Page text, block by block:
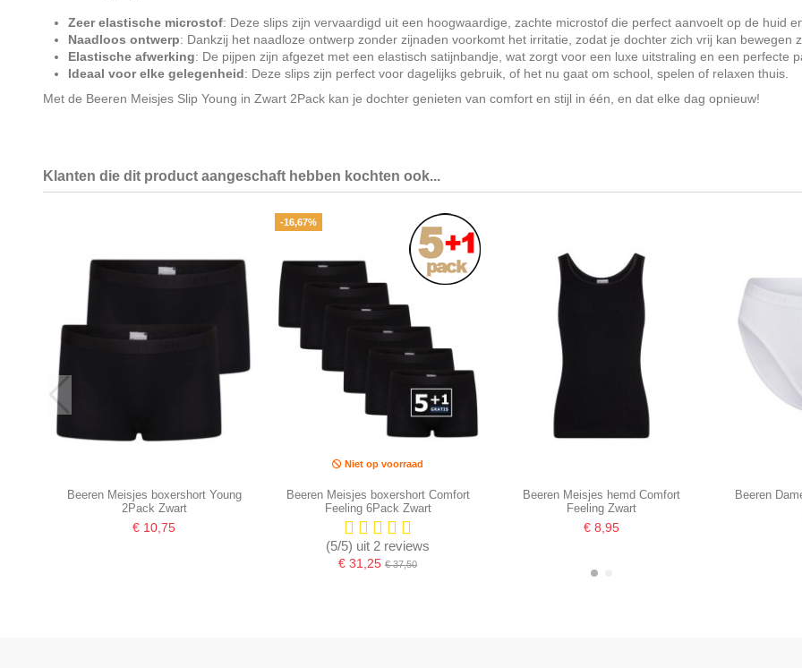
Zeer elastische microstof: Deze slips zijn vervaardigd uit een hoogwaardige, zachte microstof die perfect aanvoelt op de huid
Naadloos ontwerp: Dankzij het naadloze ontwerp zonder zijnaden voorkomt het irritatie, zodat je dochter zich vrij kan bewegen
Elastische afwerking: De pijpen zijn afgezet met een elastisch satijnbandje, wat zorgt voor een luxe uitstraling en een perfecte
Ideaal voor elke gelegenheid: Deze slips zijn perfect voor dagelijks gebruik, of het nu gaat om school, spelen of relaxen thuis.
Met de Beeren Meisjes Slip Young in Zwart 2Pack kan je dochter genieten van comfort en stijl in één, en dat elke dag opnieuw!
Klanten die dit product aangeschaft hebben kochten ook...
Beeren Meisjes boxershort Young
2Pack Zwart
€ 10,75
-16,67%
Niet op voorraad
Beeren Meisjes boxershort Comfort
Feeling 6Pack Zwart
(5/5) uit 2 reviews
€ 31,25€ 37,50
Beeren Meisjes hemd Comfort
Feeling Zwart
€ 8,95
Beeren